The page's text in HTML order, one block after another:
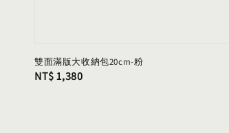
雙面滿版大收納包20cm-粉
Regular
NT$ 1,380